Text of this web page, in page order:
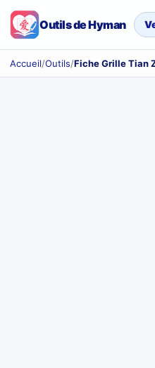
Outils de Hyman
Accueil/Outils/Fiche Grille Tian